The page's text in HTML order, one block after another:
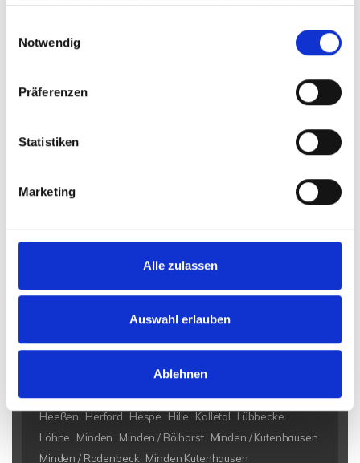
Notwendig
Präferenzen
Statistiken
Marketing
Alle zulassen
Auswahl erlauben
Ablehnen
separatem Bauplatz in Oberlübbe
Einfamilienhaus
ZIMMER
Bad Eilsen Bad Oeynhausen Bad Salzuflen Bückeburg
Heeßen
Herford Hespe Hille Kalletal
Lübbecke
Löhne
Minden Minden / Bölhorst Minden / Kutenhausen
Minden / Rodenbeck Minden Kutenhausen